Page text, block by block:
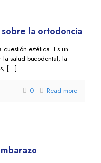
la ortodoncia
estética. Es un
la salud bucodental, la
[…]
0 Read more